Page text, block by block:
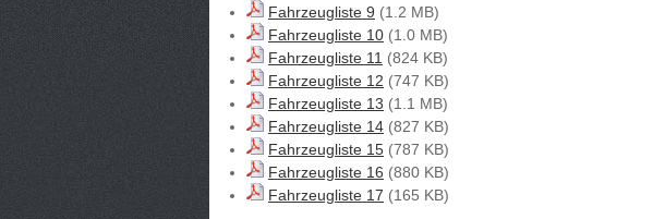
Fahrzeugliste 9 (1.2 MB)
Fahrzeugliste 10 (1.0 MB)
Fahrzeugliste 11 (824 KB)
Fahrzeugliste 12 (747 KB)
Fahrzeugliste 13 (1.1 MB)
Fahrzeugliste 14 (827 KB)
Fahrzeugliste 15 (787 KB)
Fahrzeugliste 16 (880 KB)
Fahrzeugliste 17 (165 KB)